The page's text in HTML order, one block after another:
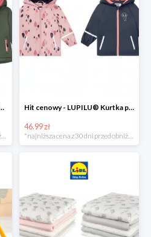
dziecięca softshell, 1 sztuka Hit cenowy - LUPILU® Kurtka przeciwdeszczowa dziewczęca, 1 sztuka
46.99 zł